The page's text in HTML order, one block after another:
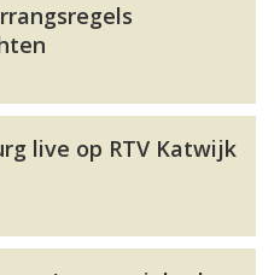
live op RTV Katwijk